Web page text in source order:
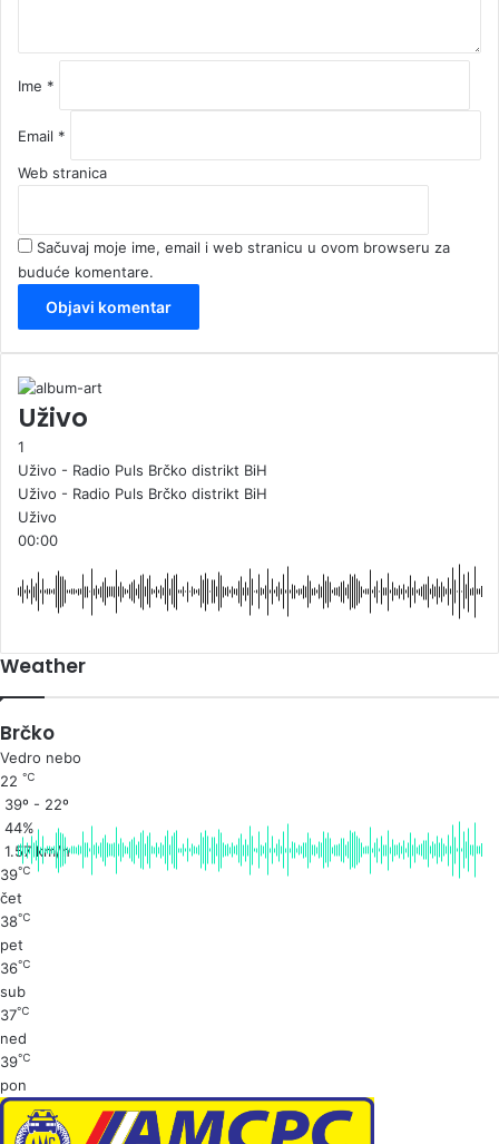
Ime *
Email *
Web stranica
Sačuvaj moje ime, email i web stranicu u ovom browseru za
buduće komentare.
Uživo
1
Uživo - Radio Puls Brčko distrikt BiH
Uživo - Radio Puls Brčko distrikt BiH
Uživo
00:00
Weather
Brčko
Vedro nebo
22 ℃
39º - 22º
44%
1.57 km/h
39℃
čet
38℃
pet
36℃
sub
37℃
ned
39℃
pon